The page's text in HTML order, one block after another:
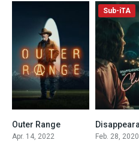
Outer Range
Apr. 14, 2022
Sub-iTA
Feb. 28, 2020